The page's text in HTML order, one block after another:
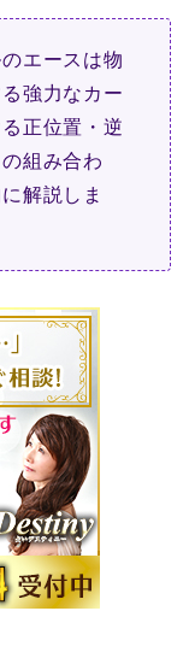
エースは物
強力なカー
正位置・逆
組み合わ
解説しま